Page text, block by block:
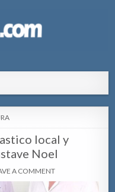
local y
Noel
A COMMENT